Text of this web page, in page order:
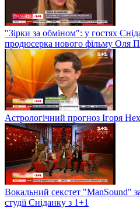
"Зірки за обміном": у гостях
продюсерка нового фільму Оля
Астрологічний прогноз Ігоря
Вокальний секстет "ManSound"
студії Сніданку з 1+1